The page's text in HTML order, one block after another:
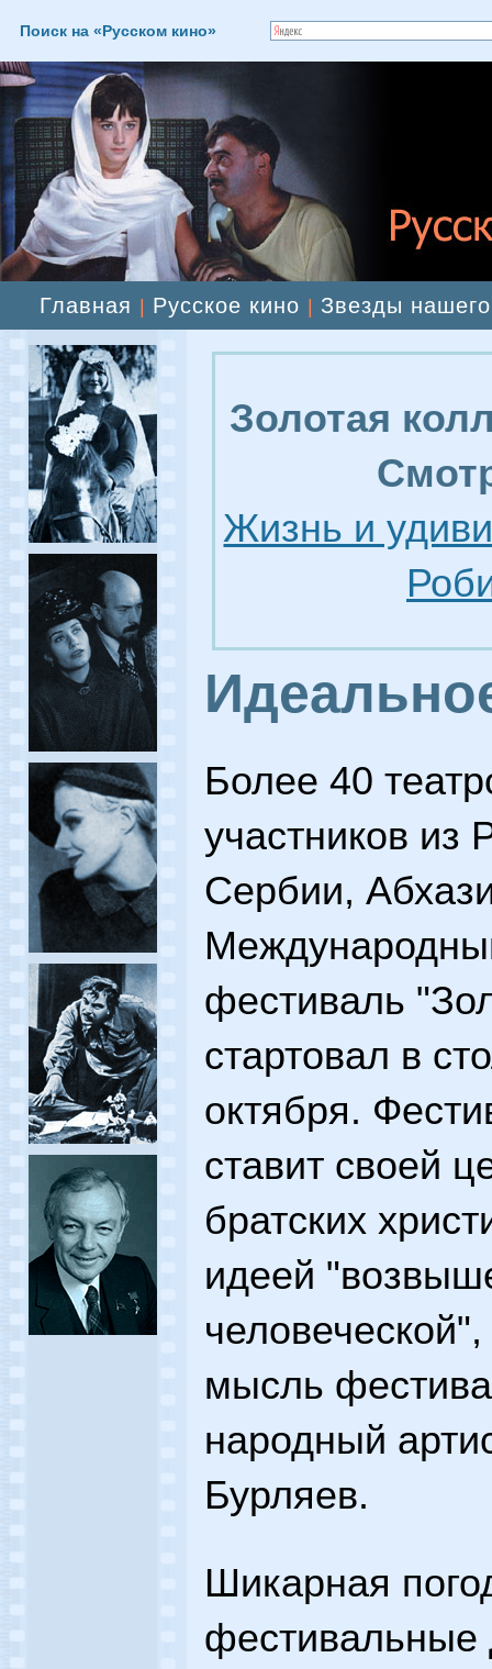
Поиск на «Русском кино»
Главная Русское кино Звезды
Золотая
Жизнь и
Более 40
участников из
Сербии,
фестиваль
стартовал в
октября.
ставит своей
братских
идеей
мысль
народный
Бурляев.
Шикарная
фестивальные